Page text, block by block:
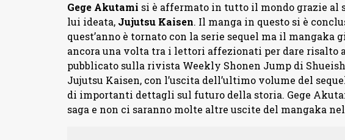
Gege Akutami si è affermato in tutto il mondo grazie al
lui ideata, Jujutsu Kaisen. Il manga in questo si è
quest’anno è tornato con la serie sequel ma il mangaka
ancora una volta tra i lettori affezionati per dare risalto
pubblicato sulla rivista Weekly Shonen Jump di
Jujutsu Kaisen, con l’uscita dell’ultimo volume del
di importanti dettagli sul futuro della storia. Gege
saga e non ci saranno molte altre uscite del mangaka